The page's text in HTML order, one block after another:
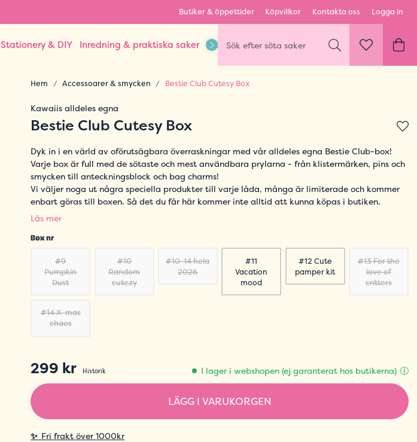
Butiker & öppettider Köpvillkor Kontakta oss Logga in
Stationery & DIY Inredning & praktiska saker Kläder & Outfits Karaktärer & fandom
Hem Accessoarer & smycken Bestie Club Cutesy Box
Kawaiis alldeles egna
Bestie Club Cutesy Box
Dyk in i en värld av oförutsägbara överraskningar med vår alldeles egna Bestie Club-box!
Varje box är full med de sötaste och mest användbara prylarna - från klistermärken, pins och
smycken till anteckningsblock och bag charms!
Vi väljer noga ut några speciella produkter till varje låda, många är limiterade och kommer
enbart göras till boxen. Så det du får här kommer inte alltid att kunna köpas i butiken.
Läs mer
Box nr
#9
Pumpkin
Dust
#10
Random
cutezy
#10-14 hela
2026
#11
Vacation
mood
#12 Cute
pamper kit
#13 For the
love of
critters
#14 X-mas
chaos
299 kr Historik I lager i webshopen (ej garanterat hos butikerna)
LÄGG I VARUKORGEN
✨ Fri frakt över 1000kr